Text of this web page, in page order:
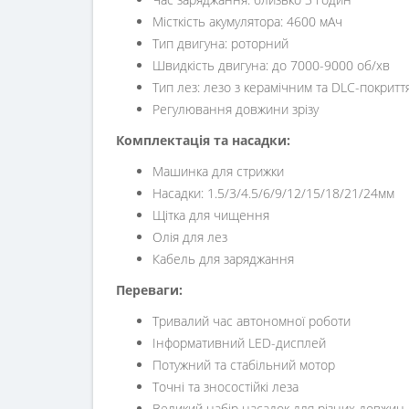
Місткість акумулятора: 4600 мАч
Тип двигуна: роторний
Швидкість двигуна: до 7000-9000 об/хв
Тип лез: лезо з керамічним та DLC-
Регулювання довжини зрізу
Комплектація та насадки:
Машинка для стрижки
Насадки: 1.5/3/4.5/6/9/12/15/18/21/24мм
Щітка для чищення
Олія для лез
Кабель для заряджання
Переваги:
Тривалий час автономної роботи
Інформативний LED-дисплей
Потужний та стабільний мотор
Точні та зносостійкі леза